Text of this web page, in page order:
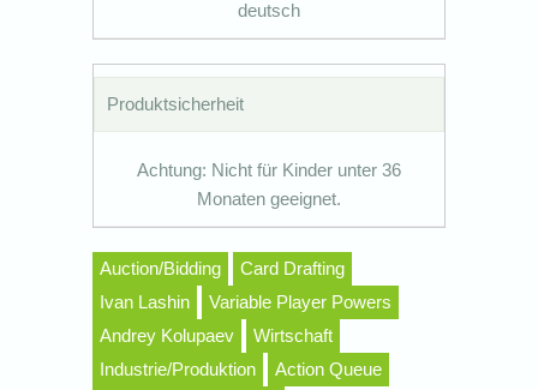
deutsch
Produktsicherheit
Achtung: Nicht für Kinder unter 36
Monaten geeignet.
Auction/Bidding
Card Drafting
Ivan Lashin
Variable Player Powers
Andrey Kolupaev
Wirtschaft
Industrie/Produktion
Action Queue